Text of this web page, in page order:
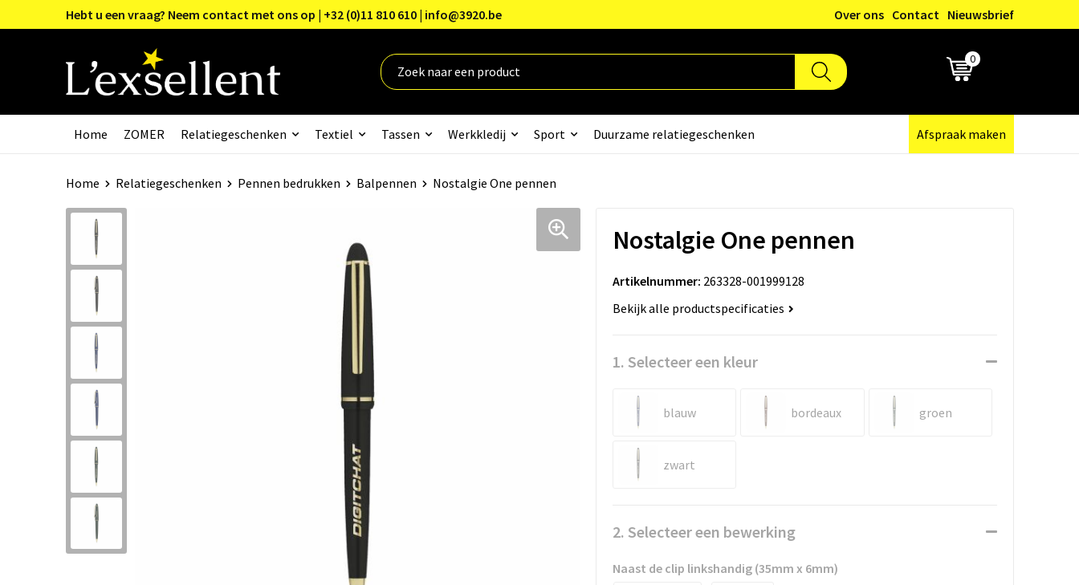
Hebt u een vraag? Neem contact met ons op | +32 (0)11 810 610 | info@3920.be Over ons Contact Nieuwsbrief
0
Home ZOMER Relatiegeschenken Textiel Tassen Werkkledij Sport Duurzame relatiegeschenken Afspraak maken
Home Relatiegeschenken Pennen bedrukken Balpennen Nostalgie One pennen
Nostalgie One pennen
Artikelnummer: 263328-001999128
Bekijk alle productspecificaties
1. Selecteer een kleur
blauw bordeaux groen
zwart
2. Selecteer een bewerking
Naast de clip linkshandig (35mm x 6mm)